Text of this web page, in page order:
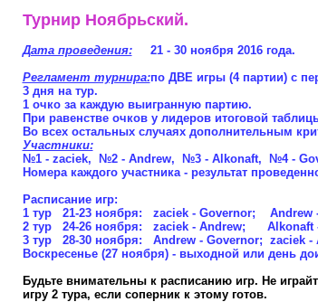
Турнир Ноябрьский.
Дата проведения:21 - 30 ноября 2016 года.
Регламент турнира:по ДВЕ игры (4 партии) с
3 дня на тур.
1 очко за каждую выигранную партию.
При равенстве очков у лидеров итоговой
Во всех остальных случаях дополнительным
Участники:
№1 - zaciek, №2 - Andrew, №3 - Alkonaft, №4 -
Номера каждого участника - результат
Расписание игр:
1 тур 21-23 ноября: zaciek - Governor; Andrew
2 тур 24-26 ноября: zaciek - Andrew; Alkonaft
3 тур 28-30 ноября: Andrew - Governor; zaciek -
Воскресенье (27 ноября) - выходной или день
Будьте внимательны к расписанию игр. Не
игру 2 тура, если соперник к этому готов.